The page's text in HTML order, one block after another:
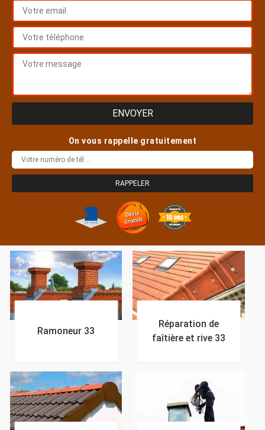
On vous rappelle gratuitement
Ramoneur 33
Réparation de
faîtière et rive 33